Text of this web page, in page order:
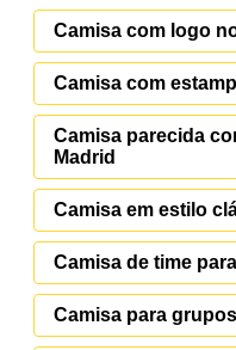
Camisa com logo
Camisa com
Camisa parecida
Madrid
Camisa em estilo
Camisa de time
Camisa para